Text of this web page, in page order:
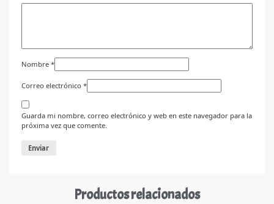
Nombre *
Correo electrónico *
Guarda mi nombre, correo electrónico y web en este navegador para la
próxima vez que comente.
Productos relacionados